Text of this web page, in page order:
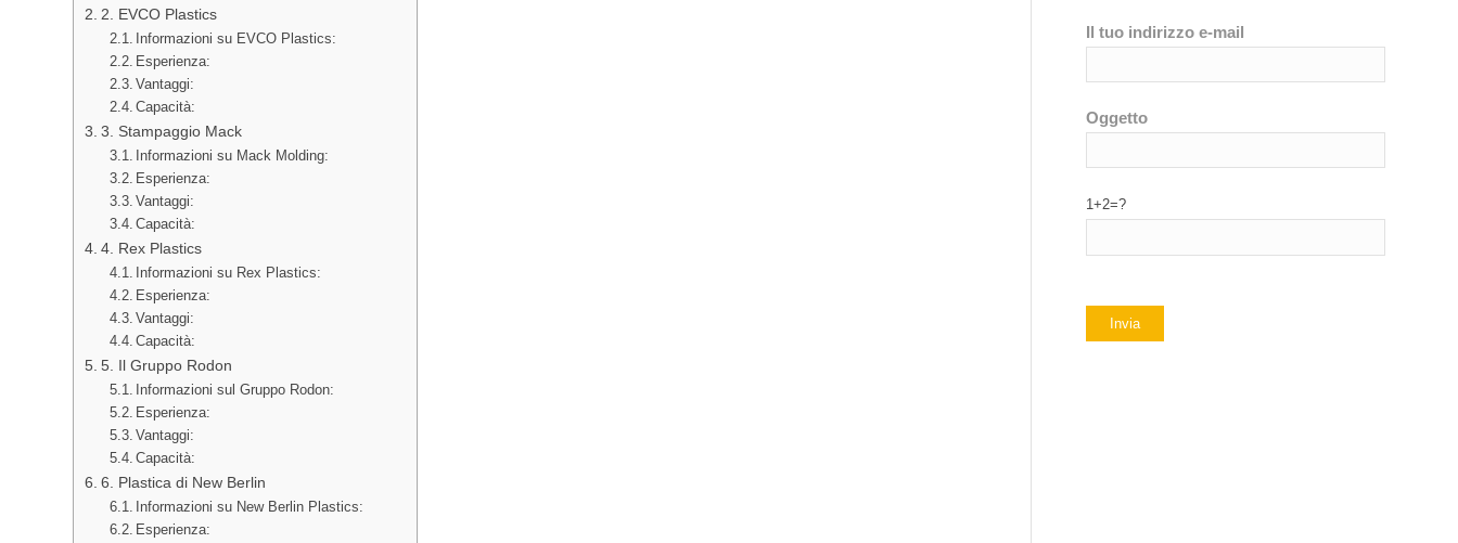
2. EVCO Plastics
Informazioni su EVCO Plastics:
Esperienza:
Vantaggi:
Capacità:
3. Stampaggio Mack
Informazioni su Mack Molding:
Esperienza:
Vantaggi:
Capacità:
4. Rex Plastics
Informazioni su Rex Plastics:
Esperienza:
Vantaggi:
Capacità:
5. Il Gruppo Rodon
Informazioni sul Gruppo Rodon:
Esperienza:
Vantaggi:
Capacità:
6. Plastica di New Berlin
Informazioni su New Berlin Plastics:
Esperienza:
Il tuo indirizzo e-mail
Oggetto
1+2=?